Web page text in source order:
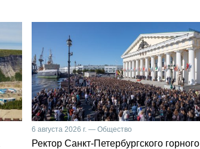
6 августа 2026 г. — Общество
Ректор Санкт-Петербургского горного